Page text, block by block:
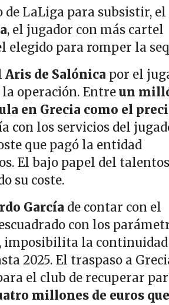
de LaLiga para subsistir, el
, el jugador con más cartel
elegido para romper la
Aris de Salónica por el
operación. Entreun
en Grecia como el
con los servicios del
que pagó la entidad
El bajo papel del
su coste.
García de contar con el
con los
la continuidad
2025. El traspaso a
el club de recuperar
millones de euros que